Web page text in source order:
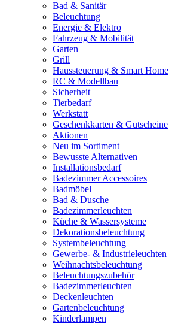
Bad & Sanitär
Beleuchtung
Energie & Elektro
Fahrzeug & Mobilität
Garten
Grill
Haussteuerung & Smart Home
RC & Modellbau
Sicherheit
Tierbedarf
Werkstatt
Geschenkkarten & Gutscheine
Aktionen
Neu im Sortiment
Bewusste Alternativen
Installationsbedarf
Badezimmer Accessoires
Badmöbel
Bad & Dusche
Badezimmerleuchten
Küche & Wassersysteme
Dekorationsbeleuchtung
Systembeleuchtung
Gewerbe- & Industrieleuchten
Weihnachtsbeleuchtung
Beleuchtungszubehör
Badezimmerleuchten
Deckenleuchten
Gartenbeleuchtung
Kinderlampen